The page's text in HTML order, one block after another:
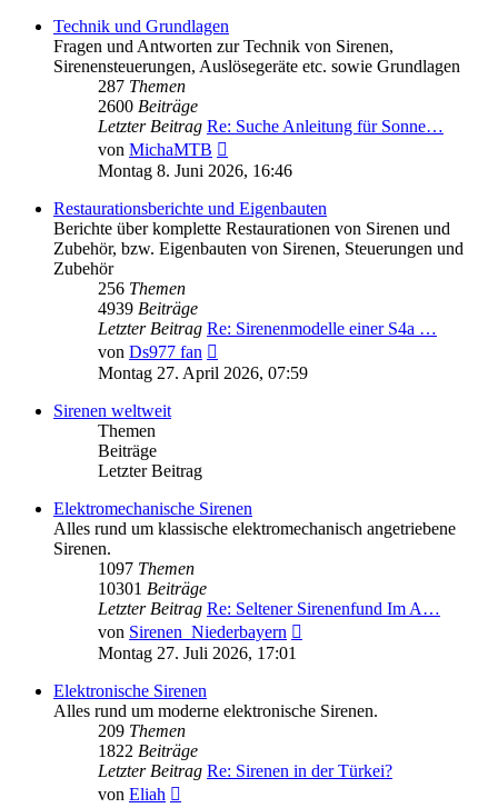
Technik und Grundlagen
Fragen und Antworten zur Technik von Sirenen,
Sirenensteuerungen, Auslösegeräte etc. sowie Grundlagen
287 Themen
2600 Beiträge
Letzter Beitrag Re: Suche Anleitung für Sonne…
von MichaMTB
Beitrag
Montag 8. Juni 2026, 16:46
Restaurationsberichte und Eigenbauten
Berichte über komplette Restaurationen von Sirenen und
Zubehör, bzw. Eigenbauten von Sirenen, Steuerungen und
Zubehör
256 Themen
4939 Beiträge
Letzter Beitrag Re: Sirenenmodelle einer S4a …
von Ds977 fan
Beitrag
Montag 27. April 2026, 07:59
Sirenen weltweit
Themen
Beiträge
Letzter Beitrag
Elektromechanische Sirenen
Alles rund um klassische elektromechanisch angetriebene
Sirenen.
1097 Themen
10301 Beiträge
Letzter Beitrag Re: Seltener Sirenenfund Im A…
von Sirenen_Niederbayern
Montag 27. Juli 2026, 17:01
Elektronische Sirenen
Alles rund um moderne elektronische Sirenen.
209 Themen
1822 Beiträge
Letzter Beitrag Re: Sirenen in der Türkei?
von Eliah